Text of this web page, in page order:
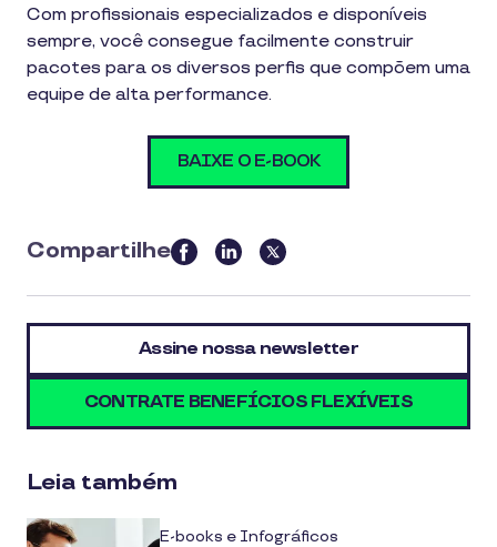
Com profissionais especializados e disponíveis
sempre, você consegue facilmente construir
pacotes para os diversos perfis que compõem uma
equipe de alta performance.
BAIXE O E-BOOK
Compartilhe
this
article
on
media
Assine nossa newsletter
CONTRATE BENEFÍCIOS FLEXÍVEIS
Leia também
E-books e Infográficos